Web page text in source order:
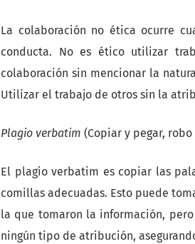
La colaboración no ética ocurre
conducta. No es ético utilizar
colaboración sin mencionar la
Utilizar el trabajo de otros sin la
Plagio verbatim (Copiar y pegar,
El plagio verbatim es copiar las
comillas adecuadas. Esto puede
la que tomaron la información,
ningún tipo de atribución,